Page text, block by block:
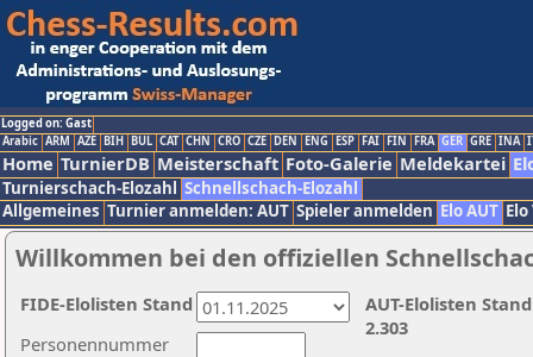
Logged on: Gast
Arabic ARM AZE BIH BUL CAT CHN CRO CZE DEN ENG ESP FAI FIN FRA GER GRE INA
Home TurnierDB Meisterschaft Foto-Galerie Meldekartei
Turnierschach-Elozahl Schnellschach-Elozahl
Allgemeines Turnier anmelden: AUT Spieler anmelden Elo AUT
Willkommen bei den offiziellen
Personennummer
AUT-Elolisten
2.303
FIDE-Elolisten Stand